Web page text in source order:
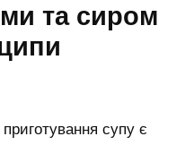
та сиром
супу є